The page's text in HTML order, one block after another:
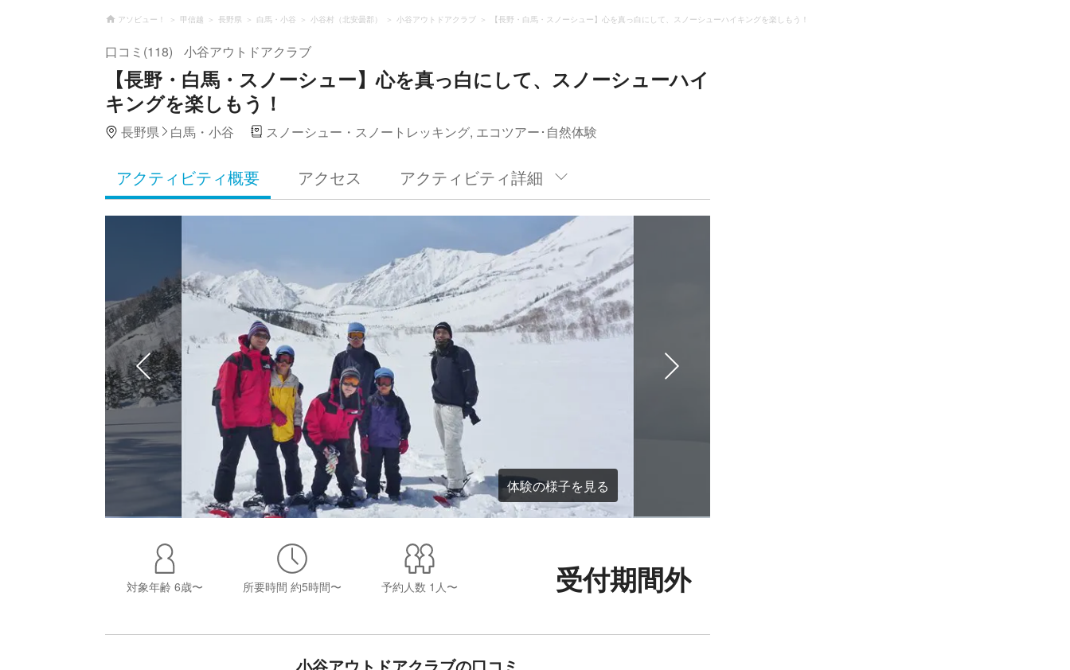
アソビュー！ 甲信越 長野県 白馬・小谷 小谷村（北安曇郡） 小谷アウトドアクラブ 【長野・白馬・スノーシュー】心を真っ白にして、スノーシューハイキングを楽しもう！
口コミ(118) 小谷アウトドアクラブ
【長野・白馬・スノーシュー】心を真っ白にして、スノーシューハイ
キングを楽しもう！
長野県 白馬・小谷 スノーシュー・スノートレッキング, エコツアー･自然体験
アクティビティ概要 アクセス アクティビティ詳細
体験の様子を見る
対象年齢 6歳〜 所要時間 約5時間〜 予約人数 1人〜 受付期間外